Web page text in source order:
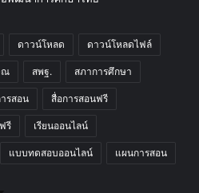
ดาวน์โหลด ดาวน์โหลดไฟล์
ณ สพฐ. สภาการศึกษา
รสอน สื่อการสอนฟรี
รี เรียนออนไลน์
แบบทดสอบออนไลน์ แผนการสอน